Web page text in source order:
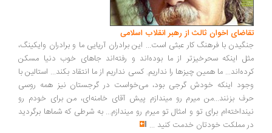
اخوان ثالث از رهبر انقلاب اسلامی
با فرهنگ کار عبثی است... این برادران آریایی ما و برادران وایکینگ،
اینکه سحرخیزتر از ما بوده‌اند و رفته‌اند جاهای خوب دنیا مسکن
ما همین چیزها را نداریم. کسی نداریم از ما انتقاد بکند... استالین با
اینکه خودش گرجی بود، می‌خواست در گرجستان نیز همه روسی
بزنند...من میرم رو میندازم پیش آقای خامنه‌ای، من برای خودم رو
برای تو و امثال تو میرم رو میندازم... به شرطی که شماها برگردید
مملکت خودتان خدمت کنید...